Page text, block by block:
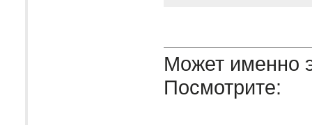
Может именно
Посмотрите: